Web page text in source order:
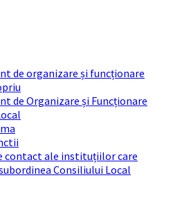
de organizare și funcționare
de Organizare și Funcționare
contact ale instituțiilor care
Consiliului Local